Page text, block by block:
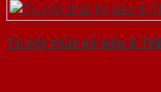
Tủ nội thất kệ bếp 8-